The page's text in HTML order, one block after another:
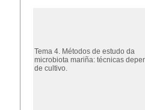
Tema 4. Métodos de estudo da
microbiota mariña: técnicas
de cultivo.